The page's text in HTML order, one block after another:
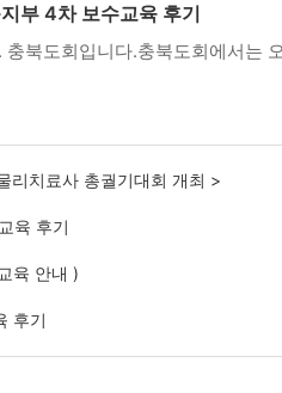
부 4차 보수교육 후기
리치료사 총궐기대회 개최 >
육 후기
육 안내 )
후기